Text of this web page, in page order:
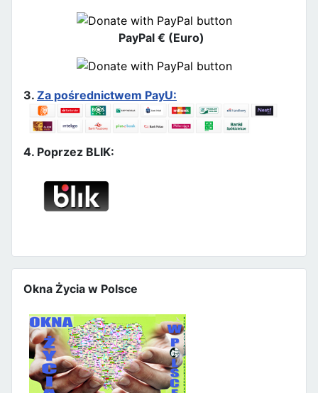
PayPal € (Euro)
3. Za pośrednictwem PayU:
4. Poprzez BLIK:
Okna Życia w Polsce